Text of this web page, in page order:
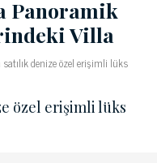
Panoramik
Villa
satılık denize özel erişimli lüks
özel erişimli lüks